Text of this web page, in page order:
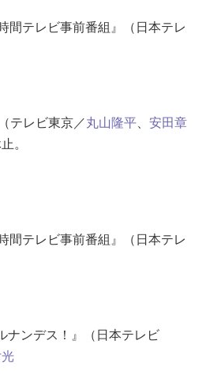
テレビ事前番組』（日本テレ
テレビ東京／丸山隆平
安田章
。
テレビ事前番組』（日本テレ
ンデス！』（日本テレビ